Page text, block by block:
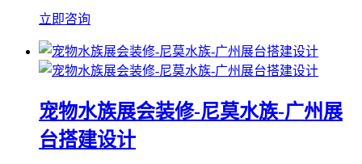
立即咨询
宠物水族展会装修-尼莫水族-广州展
台搭建设计